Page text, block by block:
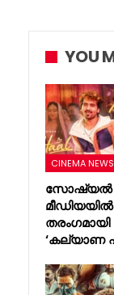
YOU
CINEMA NEWS
സോഷ്യൽ
മീഡിയയിൽ
തരംഗമായി
‘കല്യാണ